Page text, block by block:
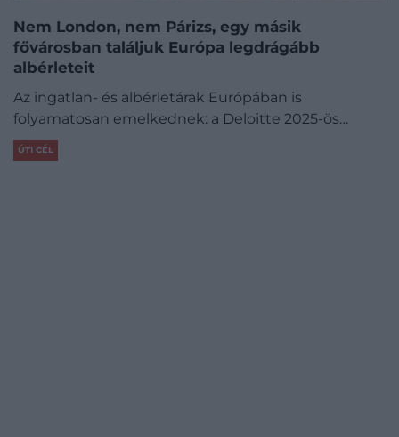
Nem London, nem Párizs, egy másik
fővárosban találjuk Európa legdrágább
albérleteit
Az ingatlan- és albérletárak Európában is
folyamatosan emelkednek: a Deloitte 2025-ös…
ÚTI CÉL